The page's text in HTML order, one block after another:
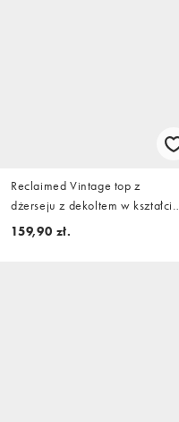
Reclaimed Vintage top z
dżerseju z dekoltem w kształcie
litery V we wzór zwierzęcy
159,90 zł.